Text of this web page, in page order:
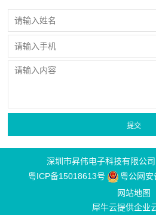
深圳市昇伟电子科技有限公
粤ICP备15018613号
粤公网
网站地图
犀牛云提供企业